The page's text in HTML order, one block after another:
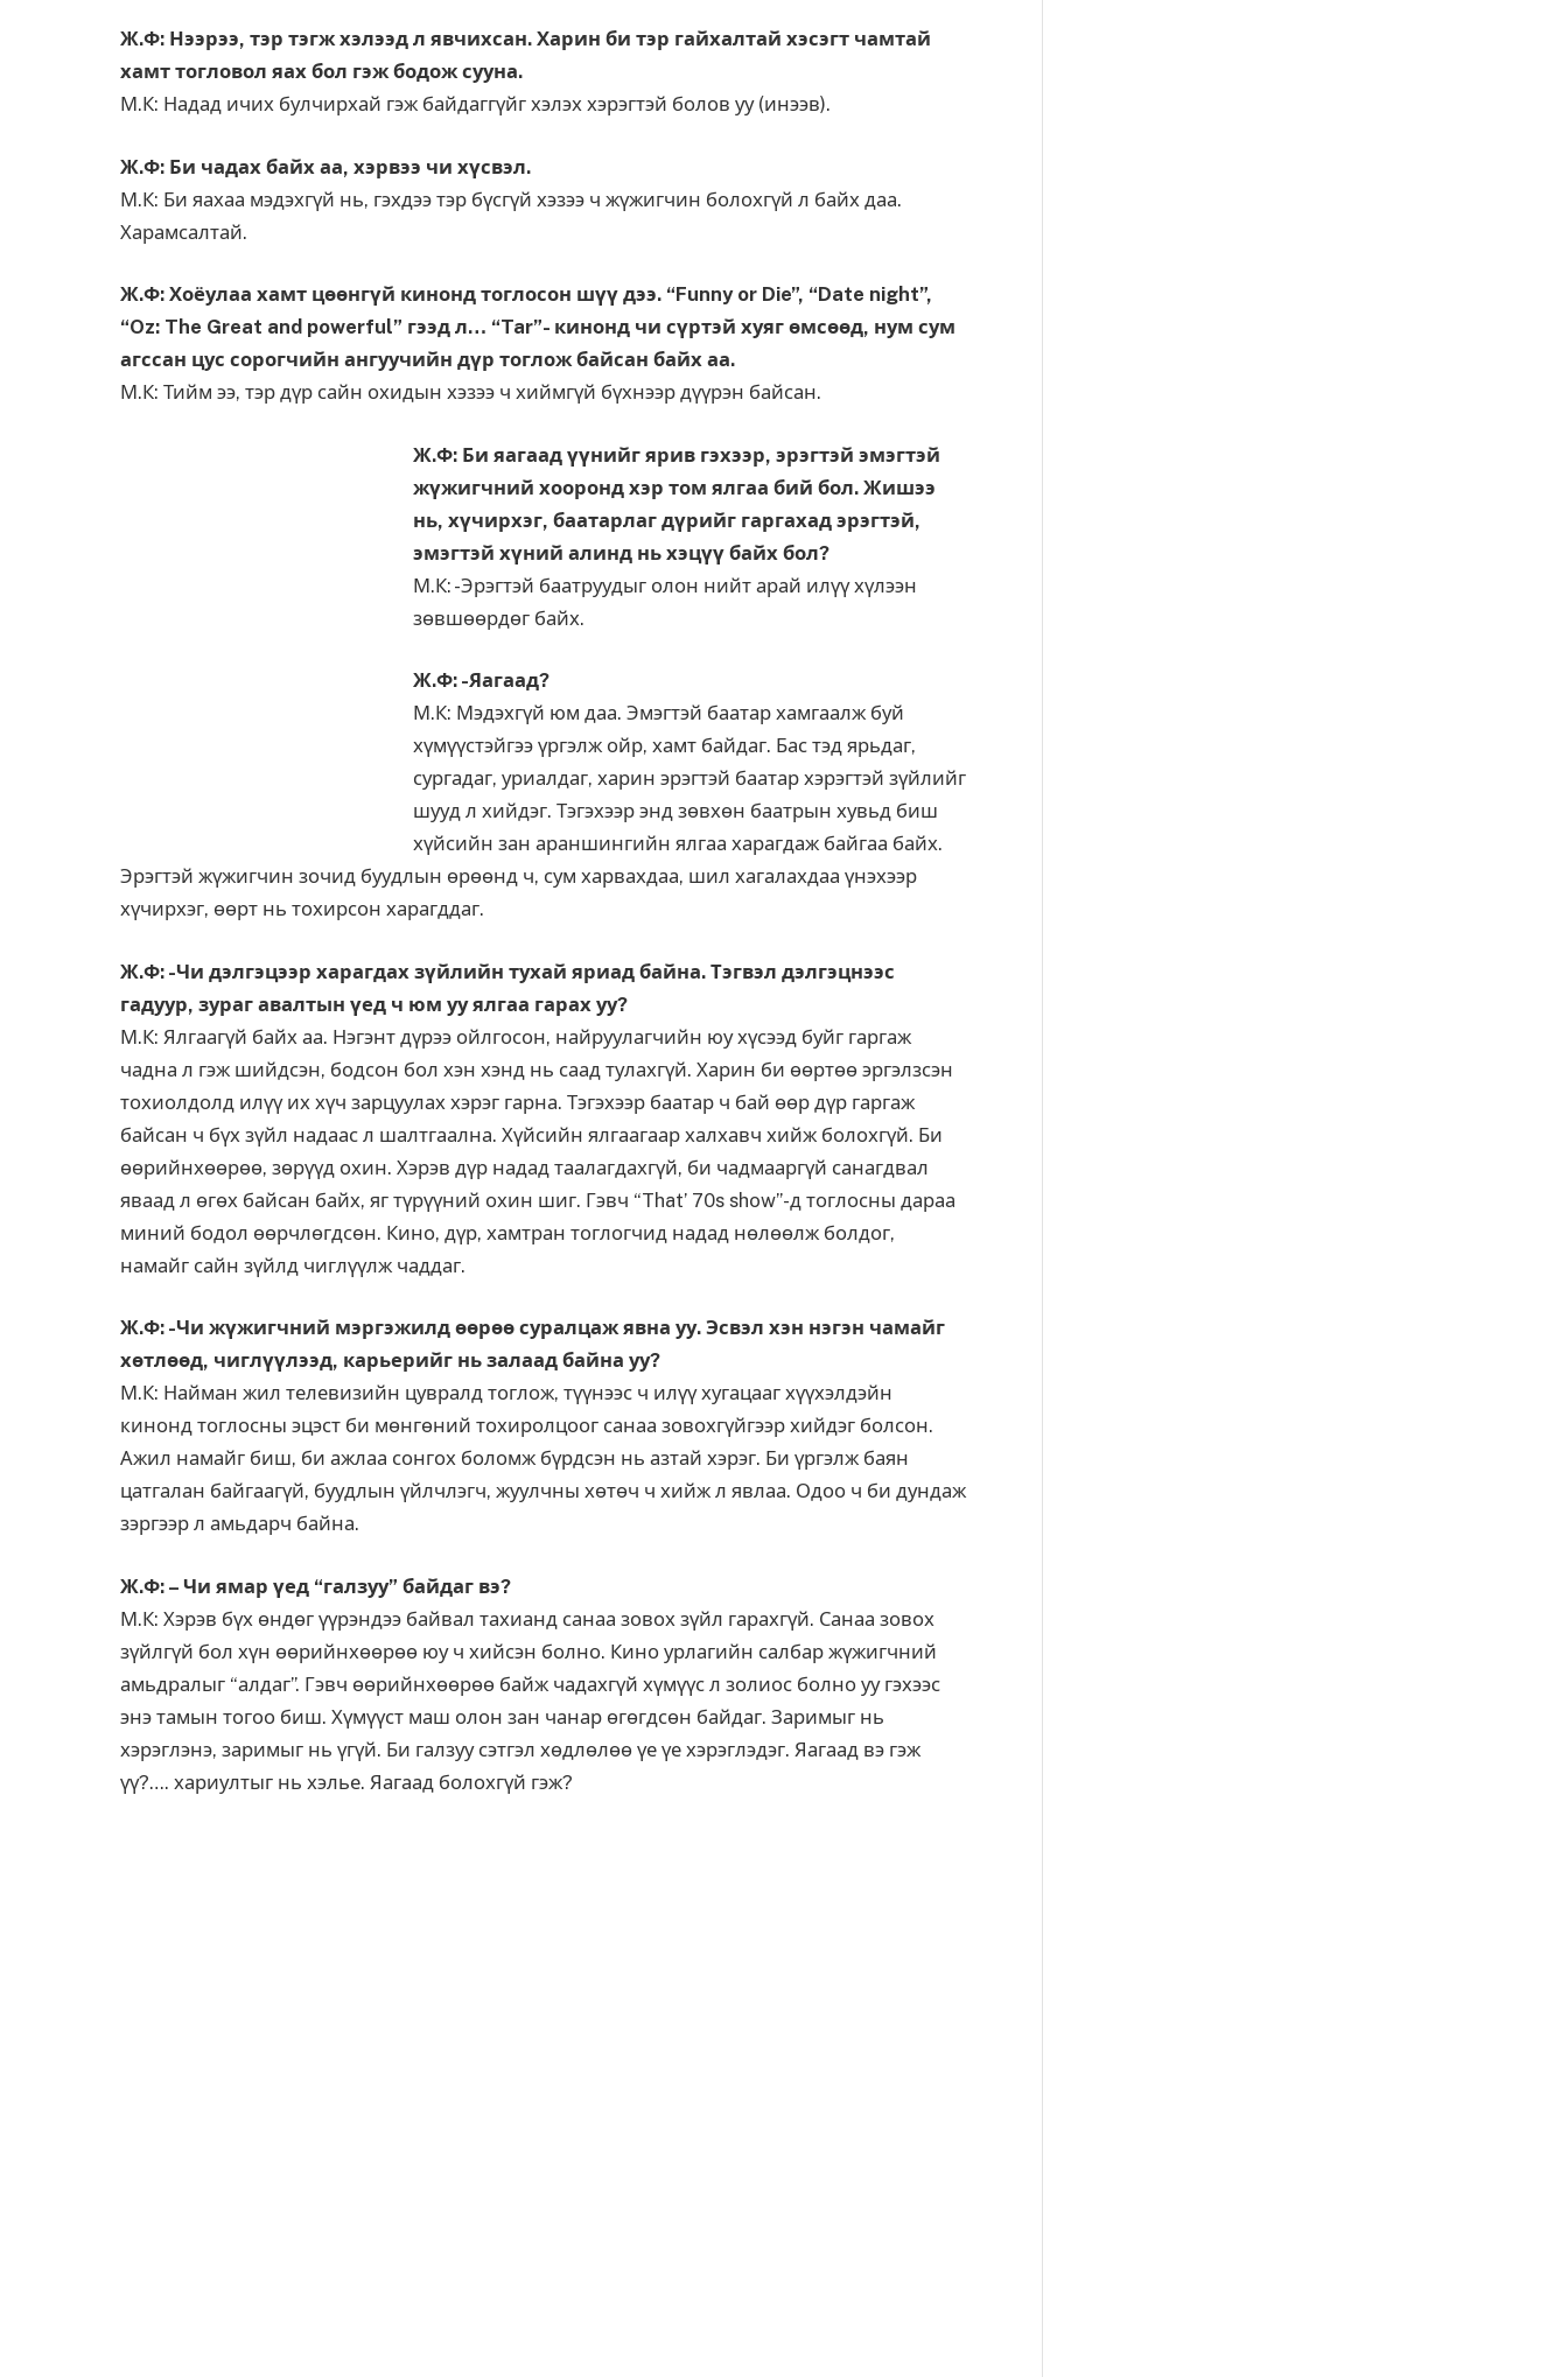
Ж.Ф: Нээрээ, тэр тэгж хэлээд л явчихсан. Харин би тэр гайхалтай хэсэгт чамтай
хамт тогловол яах бол гэж бодож сууна.
М.К: Надад ичих булчирхай гэж байдаггүйг хэлэх хэрэгтэй болов уу (инээв).
Ж.Ф: Би чадах байх аа, хэрвээ чи хүсвэл.
М.К: Би яахаа мэдэхгүй нь, гэхдээ тэр бүсгүй хэзээ ч жүжигчин болохгүй л байх даа.
Харамсалтай.
Ж.Ф: Хоёулаа хамт цөөнгүй кинонд тоглосон шүү дээ. “Funny or Die”, “Date night”,
“Oz: The Great and powerful” гээд л… “Tar”- кинонд чи сүртэй хуяг өмсөөд, нум сум
агссан цус сорогчийн ангуучийн дүр тоглож байсан байх аа.
М.К: Тийм ээ, тэр дүр сайн охидын хэзээ ч хиймгүй бүхнээр дүүрэн байсан.
Ж.Ф: Би яагаад үүнийг ярив гэхээр, эрэгтэй эмэгтэй
жүжигчний хооронд хэр том ялгаа бий бол. Жишээ
нь, хүчирхэг, баатарлаг дүрийг гаргахад эрэгтэй,
эмэгтэй хүний алинд нь хэцүү байх бол?
М.К: -Эрэгтэй баатруудыг олон нийт арай илүү хүлээн
зөвшөөрдөг байх.
Ж.Ф: -Яагаад?
М.К: Мэдэхгүй юм даа. Эмэгтэй баатар хамгаалж буй
хүмүүстэйгээ үргэлж ойр, хамт байдаг. Бас тэд ярьдаг,
сургадаг, уриалдаг, харин эрэгтэй баатар хэрэгтэй зүйлийг
шууд л хийдэг. Тэгэхээр энд зөвхөн баатрын хувьд биш
хүйсийн зан араншингийн ялгаа харагдаж байгаа байх.
Эрэгтэй жүжигчин зочид буудлын өрөөнд ч, сум харвахдаа, шил хагалахдаа үнэхээр
хүчирхэг, өөрт нь тохирсон харагддаг.
Ж.Ф: -Чи дэлгэцээр харагдах зүйлийн тухай яриад байна. Тэгвэл дэлгэцнээс
гадуур, зураг авалтын үед ч юм уу ялгаа гарах уу?
М.К: Ялгаагүй байх аа. Нэгэнт дүрээ ойлгосон, найруулагчийн юу хүсээд буйг гаргаж
чадна л гэж шийдсэн, бодсон бол хэн хэнд нь саад тулахгүй. Харин би өөртөө эргэлзсэн
тохиолдолд илүү их хүч зарцуулах хэрэг гарна. Тэгэхээр баатар ч бай өөр дүр гаргаж
байсан ч бүх зүйл надаас л шалтгаална. Хүйсийн ялгаагаар халхавч хийж болохгүй. Би
өөрийнхөөрөө, зөрүүд охин. Хэрэв дүр надад таалагдахгүй, би чадмааргүй санагдвал
яваад л өгөх байсан байх, яг түрүүний охин шиг. Гэвч “That’ 70s show”-д тоглосны дараа
миний бодол өөрчлөгдсөн. Кино, дүр, хамтран тоглогчид надад нөлөөлж болдог,
намайг сайн зүйлд чиглүүлж чаддаг.
Ж.Ф: -Чи жүжигчний мэргэжилд өөрөө суралцаж явна уу. Эсвэл хэн нэгэн чамайг
хөтлөөд, чиглүүлээд, карьерийг нь залаад байна уу?
М.К: Найман жил телевизийн цувралд тоглож, түүнээс ч илүү хугацааг хүүхэлдэйн
кинонд тоглосны эцэст би мөнгөний тохиролцоог санаа зовохгүйгээр хийдэг болсон.
Ажил намайг биш, би ажлаа сонгох боломж бүрдсэн нь азтай хэрэг. Би үргэлж баян
цатгалан байгаагүй, буудлын үйлчлэгч, жуулчны хөтөч ч хийж л явлаа. Одоо ч би дундаж
зэргээр л амьдарч байна.
Ж.Ф: – Чи ямар үед “галзуу” байдаг вэ?
М.К: Хэрэв бүх өндөг үүрэндээ байвал тахианд санаа зовох зүйл гарахгүй. Санаа зовох
зүйлгүй бол хүн өөрийнхөөрөө юу ч хийсэн болно. Кино урлагийн салбар жүжигчний
амьдралыг “алдаг”. Гэвч өөрийнхөөрөө байж чадахгүй хүмүүс л золиос болно уу гэхээс
энэ тамын тогоо биш. Хүмүүст маш олон зан чанар өгөгдсөн байдаг. Заримыг нь
хэрэглэнэ, заримыг нь үгүй. Би галзуу сэтгэл хөдлөлөө үе үе хэрэглэдэг. Яагаад вэ гэж
үү?…. хариултыг нь хэлье. Яагаад болохгүй гэж?